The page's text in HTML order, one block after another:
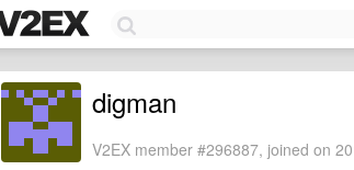
digman
V2EX member #296887, joined on